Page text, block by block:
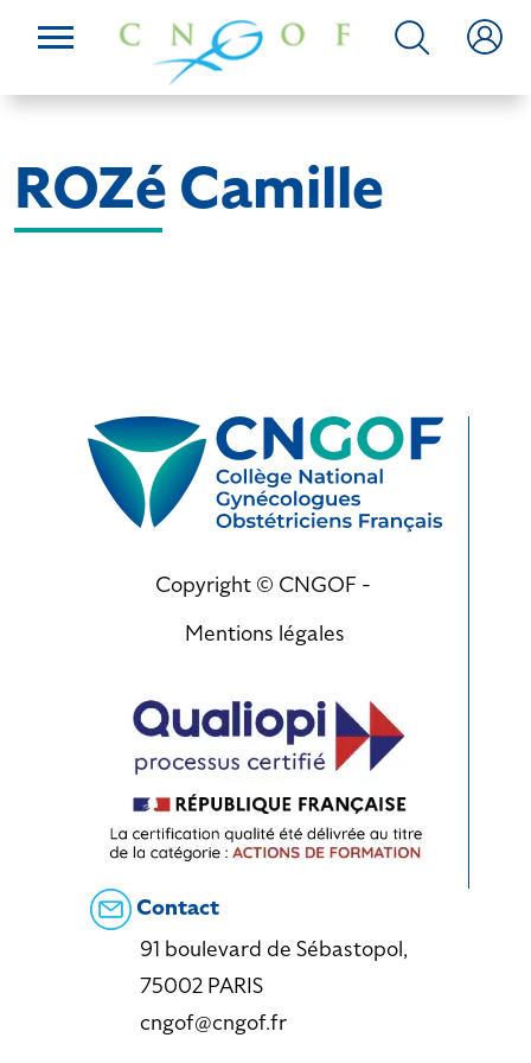
ROZé Camille
Copyright © CNGOF -
Mentions légales
Contact
91 boulevard de Sébastopol,
75002 PARIS
cngof@cngof.fr